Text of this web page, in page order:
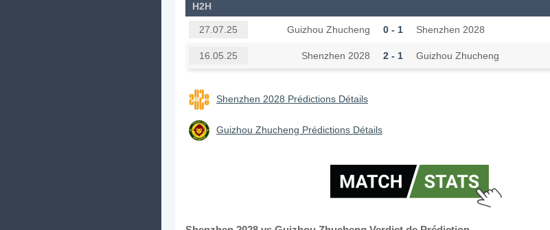
H2H
27.07.25 Guizhou Zhucheng 0 - 1 Shenzhen 2028
16.05.25 Shenzhen 2028 2 - 1 Guizhou Zhucheng
Shenzhen 2028 Prédictions Détails
Guizhou Zhucheng Prédictions Détails